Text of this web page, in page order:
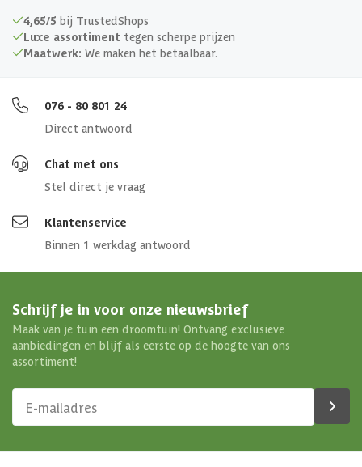
4,65/5 bij TrustedShops
Luxe assortiment tegen scherpe prijzen
Maatwerk: We maken het betaalbaar.
076 - 80 801 24
Direct antwoord
Chat met ons
Stel direct je vraag
Klantenservice
Binnen 1 werkdag antwoord
Schrijf je in voor onze nieuwsbrief
Maak van je tuin een droomtuin! Ontvang exclusieve
aanbiedingen en blijf als eerste op de hoogte van ons
assortiment!